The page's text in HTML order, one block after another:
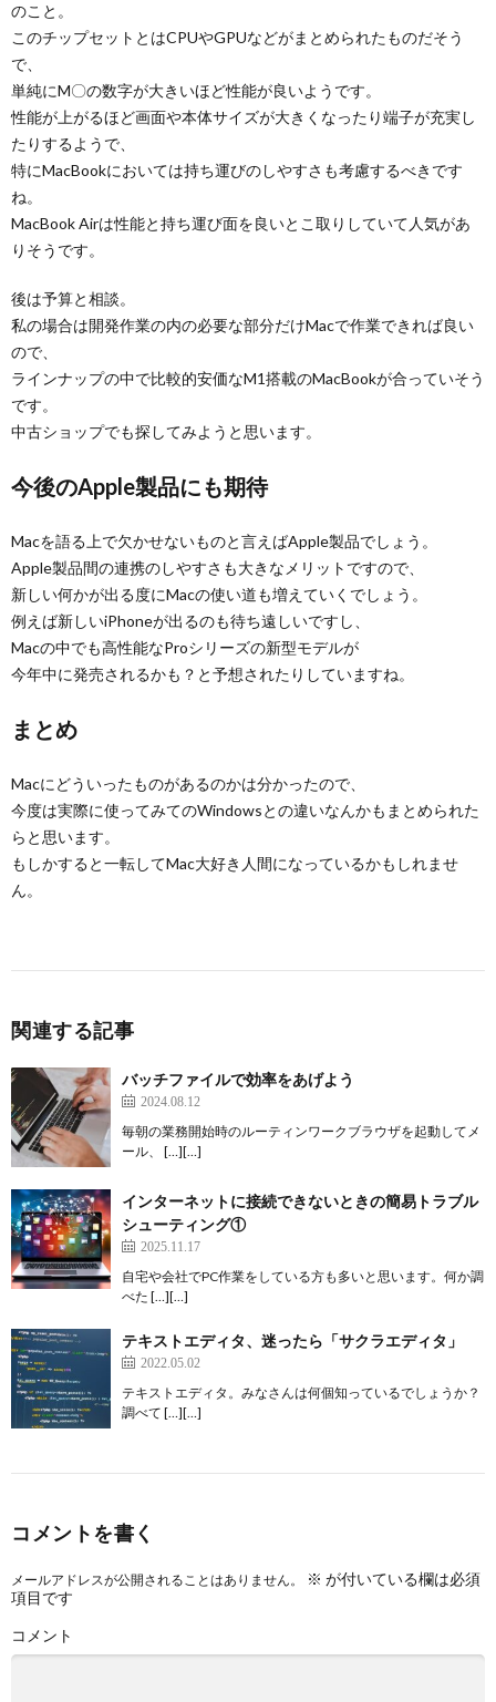
のこと。
このチップセットとはCPUやGPUなどがまとめられたものだそう
で、
単純にM〇の数字が大きいほど性能が良いようです。
性能が上がるほど画面や本体サイズが大きくなったり端子が充実し
たりするようで、
特にMacBookにおいては持ち運びのしやすさも考慮するべきです
ね。
MacBook Airは性能と持ち運び面を良いとこ取りしていて人気があ
りそうです。
後は予算と相談。
私の場合は開発作業の内の必要な部分だけMacで作業できれば良い
ので、
ラインナップの中で比較的安価なM1搭載のMacBookが合っていそう
です。
中古ショップでも探してみようと思います。
今後のApple製品にも期待
Macを語る上で欠かせないものと言えばApple製品でしょう。
Apple製品間の連携のしやすさも大きなメリットですので、
新しい何かが出る度にMacの使い道も増えていくでしょう。
例えば新しいiPhoneが出るのも待ち遠しいですし、
Macの中でも高性能なProシリーズの新型モデルが
今年中に発売されるかも？と予想されたりしていますね。
まとめ
Macにどういったものがあるのかは分かったので、
今度は実際に使ってみてのWindowsとの違いなんかもまとめられた
らと思います。
もしかすると一転してMac大好き人間になっているかもしれませ
ん。
関連する記事
バッチファイルで効率をあげよう
2024.08.12
毎朝の業務開始時のルーティンワークブラウザを起動してメ
ール、 […][…]
インターネットに接続できないときの簡易トラブル
シューティング①
2025.11.17
自宅や会社でPC作業をしている方も多いと思います。何か調
べた […][…]
テキストエディタ、迷ったら「サクラエディタ」
2022.05.02
テキストエディタ。みなさんは何個知っているでしょうか？
調べて […][…]
コメントを書く
メールアドレスが公開されることはありません。 ※ が付いている欄は必須
項目です
コメント